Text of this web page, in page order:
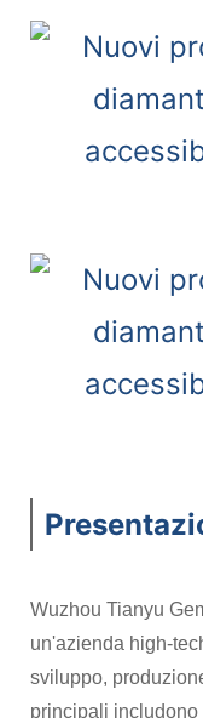
Wuzhou Tianyu
un'azienda high-
sviluppo,
principali includono